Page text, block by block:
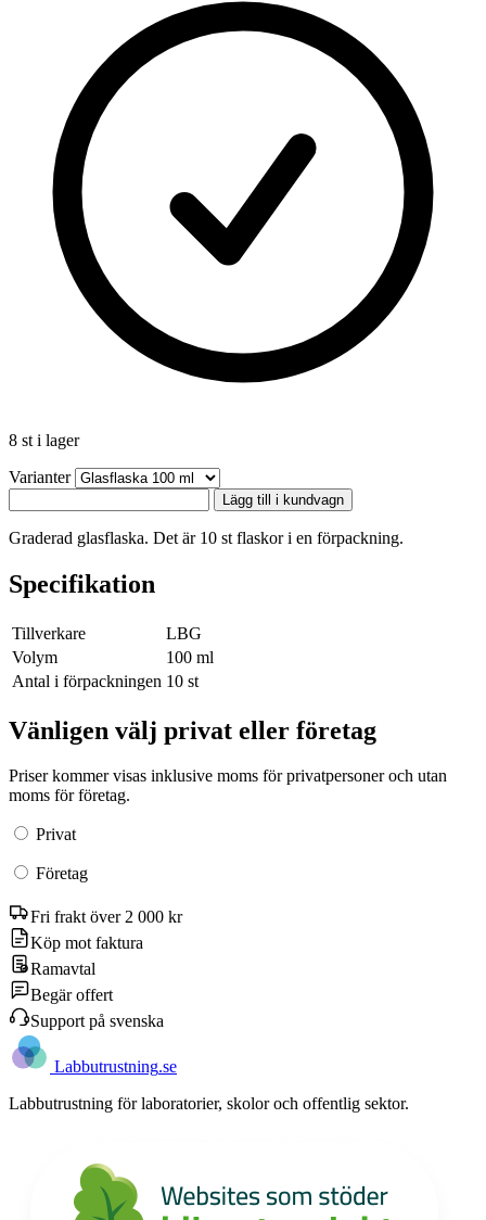
8 st i lager
Varianter
Lägg till i kundvagn
Graderad glasflaska. Det är 10 st flaskor i en förpackning.
Specifikation
Tillverkare
LBG
Volym
100 ml
Antal i förpackningen 10 st
Vänligen välj privat eller företag
Priser kommer visas inklusive moms för privatpersoner och utan
moms för företag.
Privat
Företag
Fri frakt över 2 000 kr
Köp mot faktura
Ramavtal
Begär offert
Support på svenska
Labbutrustning.se
Labbutrustning för laboratorier, skolor och offentlig sektor.